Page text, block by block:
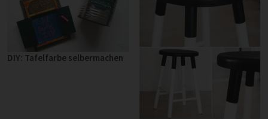
DIY: Tafelfarbe selbermachen